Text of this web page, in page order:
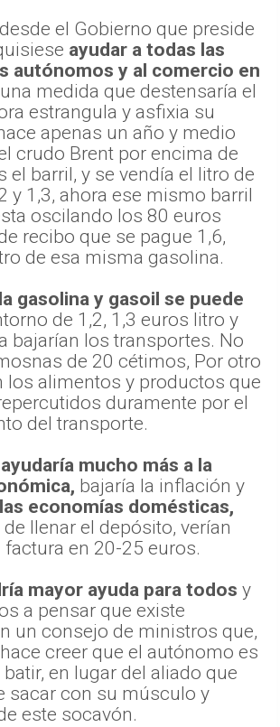
el Gobierno que preside
ayudar a todas las
autónomos y al comercio en
medida que destensaría el
estrangula y asfixia su
apenas un año y medio
crudo Brent por encima de
el barril, y se vendía el litro de
y 1,3, ahora ese mismo barril
oscilando los 80 euros
recibo que se pague 1,6,
de esa misma gasolina.
gasolina y gasoil se puede
de 1,2, 1,3 euros litro y
bajarían los transportes. No
de 20 cétimos, Por otro
los alimentos y productos que
duramente por el
del transporte.
ayudaría mucho más a la
bajaría la inflación y
economías domésticas,
llenar el depósito, verían
factura en 20-25 euros.
mayor ayuda para todos y
a pensar que existe
un consejo de ministros que,
creer que el autónomo es
en lugar del aliado que
sacar con su músculo y
este socavón.